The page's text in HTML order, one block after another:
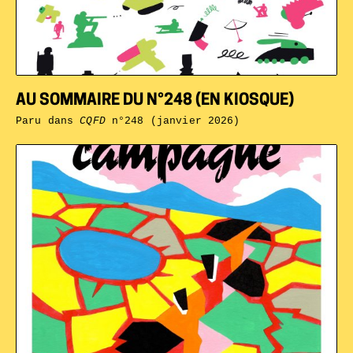
AU SOMMAIRE DU N°248 (EN KIOSQUE)
Paru dansCQFDn°248 (janvier 2026)